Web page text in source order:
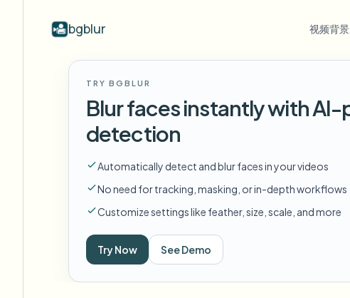
bgblur 视频背
Hide faces, plates, and backgrounds in
your browser.
Start with a clip
Upload a video and blur in
模糊
Auto-
模糊背
Use a
按行业
学校与教育
校园摄像头、讲座和地区批量隐私
媒体与娱乐
试映、发布和合规
零售与电商
医疗
诊所和面向患者的视频管理
博客
Answers to common questions
Privacy compliance research reports
展示人脸模糊、车牌、背景和选择性
遮蔽的真实视频片段。
浏览完整示例库
模糊人脸
Frame-
Dashcam
模糊背景
TRY BGBLUR
Blur faces instantly with
detection
Automatically detect and blur faces in your videos
No need for tracking, masking, or in-depth workflows
Customize settings like feather, size, scale, and more
Try Now See Demo